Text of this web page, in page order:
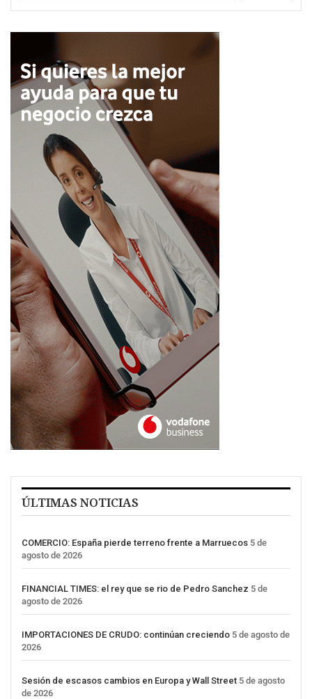
ÚLTIMAS NOTICIAS
COMERCIO: España pierde terreno frente a Marruecos 5 de
agosto de 2026
FINANCIAL TIMES: el rey que se rio de Pedro Sanchez 5 de
agosto de 2026
IMPORTACIONES DE CRUDO: continúan creciendo 5 de agosto de
2026
Sesión de escasos cambios en Europa y Wall Street 5 de agosto
de 2026